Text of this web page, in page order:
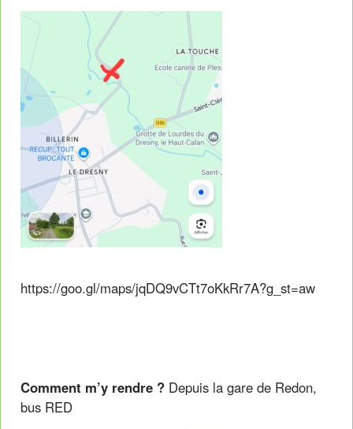
https://goo.gl/maps/jqDQ9vCTt7oKkRr7A?g_st=aw
Comment m’y rendre ? Depuis la gare de Redon,
bus RED